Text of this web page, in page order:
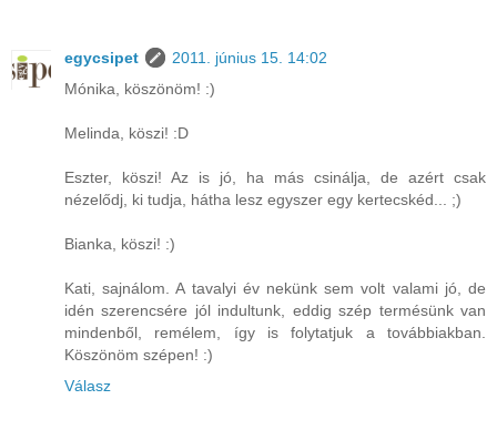
egycsipet
2011. június 15. 14:02
Mónika, köszönöm! :)
Melinda, köszi! :D
Eszter, köszi! Az is jó, ha más csinálja, de azért csak
nézelődj, ki tudja, hátha lesz egyszer egy kertecskéd... ;)
Bianka, köszi! :)
Kati, sajnálom. A tavalyi év nekünk sem volt valami jó, de
idén szerencsére jól indultunk, eddig szép termésünk van
mindenből, remélem, így is folytatjuk a továbbiakban.
Köszönöm szépen! :)
Válasz